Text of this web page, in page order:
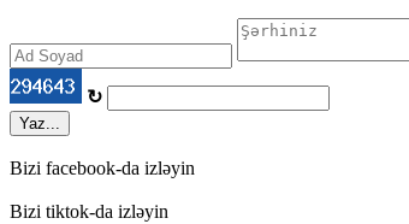
↻
Yaz...
Bizi facebook-da izləyin
Bizi tiktok-da izləyin